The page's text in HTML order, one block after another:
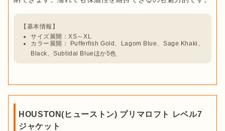
サイズ展開：XS～XL
カラー展開： Pufferfish Gold、Lagom Blue、Sage Khaki、
Black、Subtidal Blueほか5色
HOUSTON(ヒューストン) プリマロフト レベル7
ジャケット